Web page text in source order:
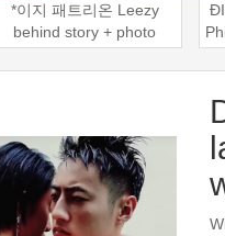
ĐIÊN TỐI - DARKNESS |
Phim Kinh Dị Gây Ám Ảnh